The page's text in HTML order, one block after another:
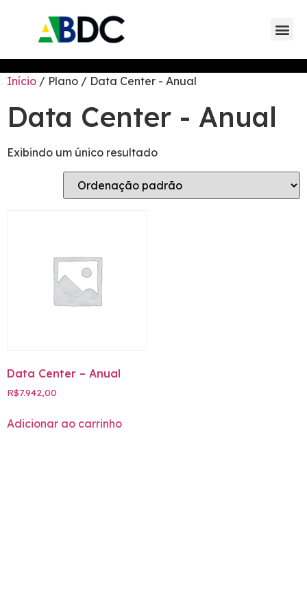
Início / Plano / Data Center - Anual
Data Center - Anual
Exibindo um único resultado
Data Center – Anual
R$7.942,00
Adicionar ao carrinho